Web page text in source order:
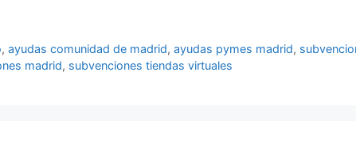
,ayudas comunidad de madrid,ayudas pymes madrid,
madrid, subvenciones tiendas virtuales